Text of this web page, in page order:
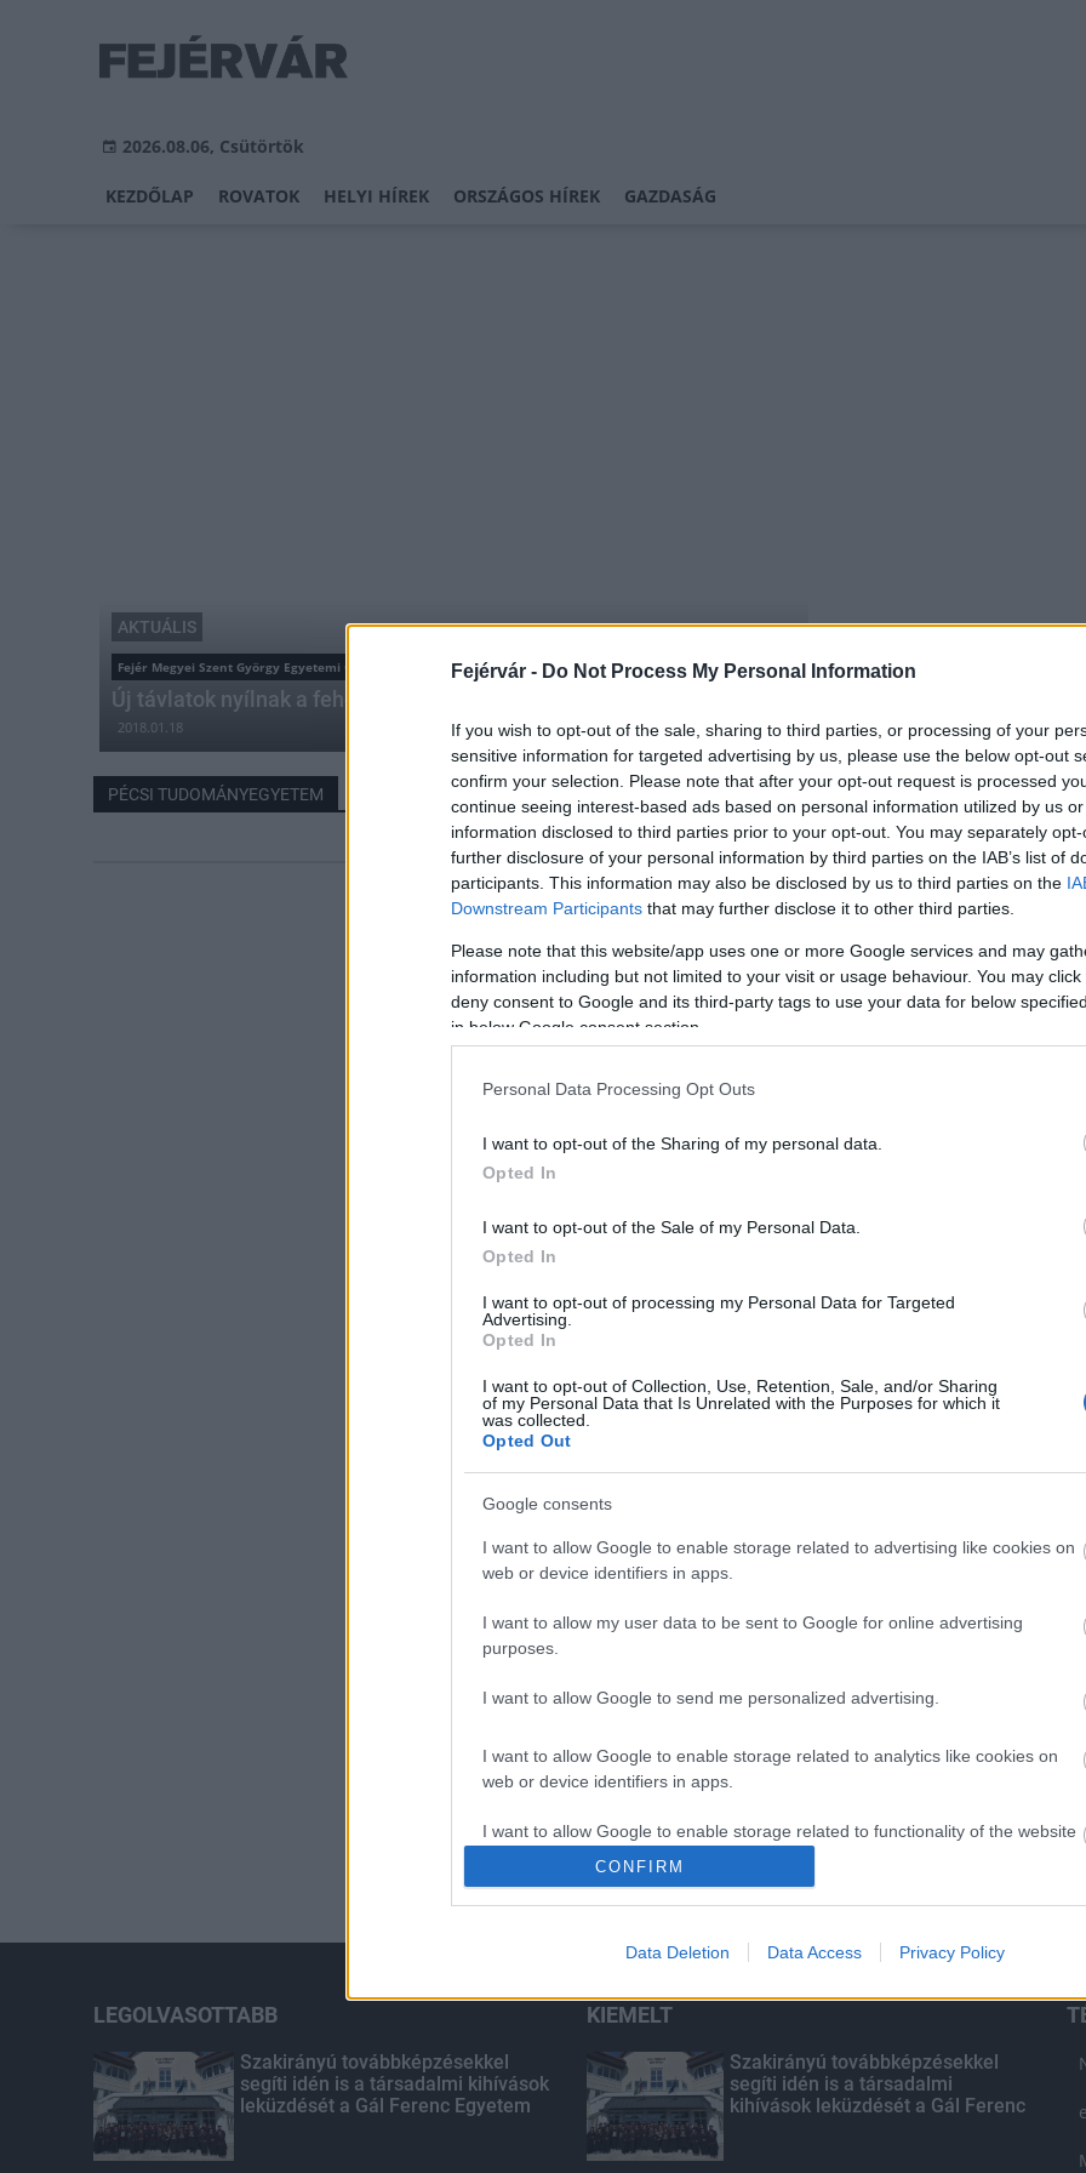
Fejérvár - Do Not Process My Personal Information
If you wish to opt-out of the sale, sharing to third parties, or processing of your
sensitive information for targeted advertising by us, please use the below opt-out
confirm your selection. Please note that after your opt-out request is processed
continue seeing interest-based ads based on personal information utilized by us
information disclosed to third parties prior to your opt-out. You may separately
further disclosure of your personal information by third parties on the IAB’s list of
participants. This information may also be disclosed by us to third parties on the
Downstream Participants that may further disclose it to other third parties.
Please note that this website/app uses one or more Google services and may
information including but not limited to your visit or usage behaviour. You may
deny consent to Google and its third-party tags to use your data for below
in below Google consent section.
Personal Data Processing Opt Outs
I want to opt-out of the Sharing of my personal data.
Opted In
I want to opt-out of the Sale of my Personal Data.
Opted In
I want to opt-out of processing my Personal Data for Targeted
Advertising.
Opted In
I want to opt-out of Collection, Use, Retention, Sale, and/or Sharing
of my Personal Data that Is Unrelated with the Purposes for which it
was collected.
Opted Out
Google consents
I want to allow Google to enable storage related to advertising like cookies on
web or device identifiers in apps.
I want to allow my user data to be sent to Google for online advertising
purposes.
I want to allow Google to send me personalized advertising.
I want to allow Google to enable storage related to analytics like cookies on
web or device identifiers in apps.
I want to allow Google to enable storage related to functionality of the website
I want to allow Google to enable storage related to personalization.
I want to allow Google to enable storage related to security, including
CONFIRM
Data Deletion Data Access Privacy Policy
2026.08.06, Csütörtök
KEZDŐLAP ROVATOK HELYI HÍREK ORSZÁGOS HÍREK GAZDASÁG
AKTUÁLIS
Fejér Megyei Szent György Egyetemi Oktató Kórház
Új távlatok nyílnak a fehérvári kórházban
2018.01.18
PÉCSI TUDOMÁNYEGYETEM
LEGOLVASOTTABB
Szakirányú továbbképzésekkel
segíti idén is a társadalmi kihívások
leküzdését a Gál Ferenc Egyetem
KIEMELT
Szakirányú továbbképzésekkel
segíti idén is a társadalmi
kihívások leküzdését a Gál Ferenc